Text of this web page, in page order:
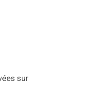
sur